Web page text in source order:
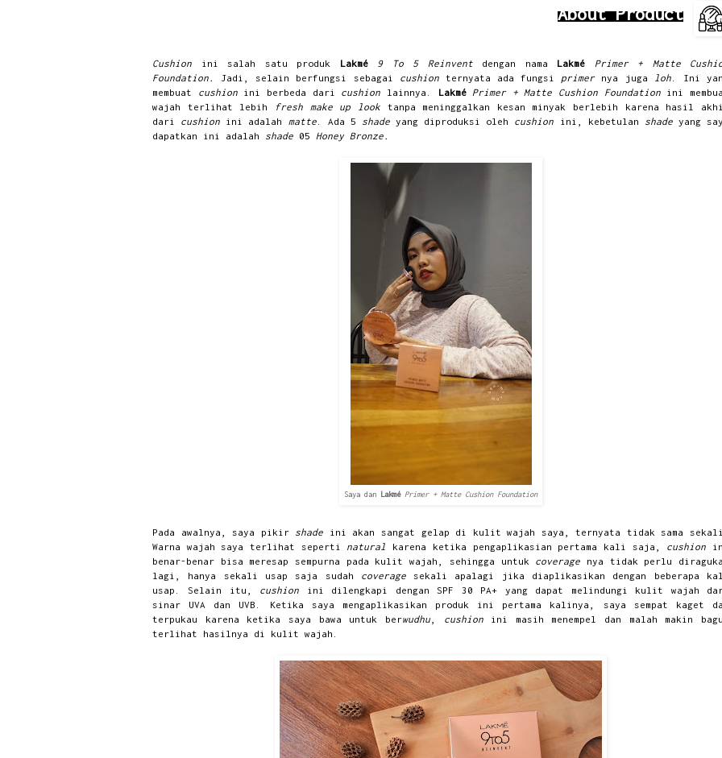
About Product
Cushion ini salah satu produk Lakmé 9 To 5 Reinvent dengan nama Lakmé Primer + Matte
Foundation. Jadi, selain berfungsi sebagai cushion ternyata ada fungsi primer nya juga loh. Ini
membuat cushion ini berbeda dari cushion lainnya. LakméPrimer + Matte Cushion Foundation ini
wajah terlihat lebih
fresh make up look tanpa meninggalkan kesan minyak berlebih karena hasil
dari cushion ini adalah matte. Ada 5 shade yang diproduksi oleh cushion ini, kebetulan shade yang
dapatkan ini adalah shade 05 Honey Bronze.
Saya dan Lakmé Primer + Matte Cushion Foundation
Pada awalnya, saya pikir shade ini akan sangat gelap di kulit wajah saya, ternyata tidak sama
Warna wajah saya terlihat seperti natural karena ketika pengaplikasian pertama kali saja, cushion
benar-benar bisa meresap sempurna pada kulit wajah, sehingga untuk coverage nya tidak perlu
lagi, hanya sekali usap saja sudah coverage sekali apalagi jika diaplikasikan dengan beberapa
usap. Selain itu, cushion ini dilengkapi dengan SPF 30 PA+ yang dapat melindungi kulit wajah
sinar UVA dan UVB. Ketika saya mengaplikasikan produk ini pertama kalinya, saya sempat kaget
terpukau karena ketika saya bawa untuk berwudhu, cushion ini masih menempel dan malah makin
terlihat hasilnya di kulit wajah.